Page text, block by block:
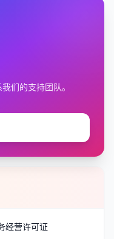
们的支持团队。
经营许可证